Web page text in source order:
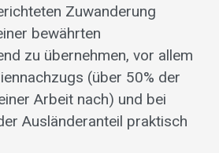
Zuwanderung
bewährten
zu übernehmen, vor allem
(über 50% der
Arbeit nach) und bei
Ausländeranteil praktisch